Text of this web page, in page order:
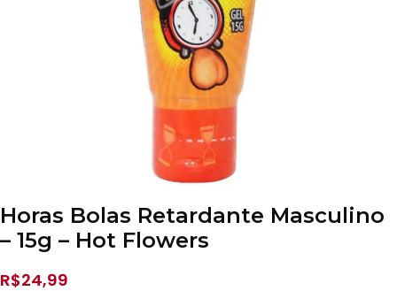
Horas Bolas Retardante Masculino
– 15g – Hot Flowers
R$24,99